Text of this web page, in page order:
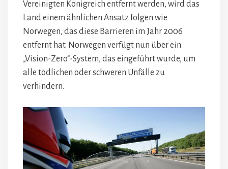
Vereinigten Königreich entfernt werden, wird das
Land einem ähnlichen Ansatz folgen wie
Norwegen, das diese Barrieren im Jahr 2006
entfernt hat. Norwegen verfügt nun über ein
„Vision-Zero“-System, das eingeführt wurde, um
alle tödlichen oder schweren Unfälle zu
verhindern.